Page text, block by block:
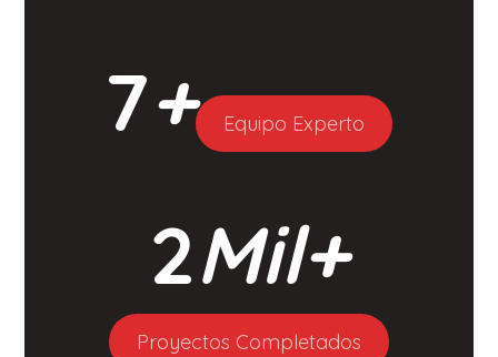
7+ Equipo Experto
2Mil+
Proyectos Completados